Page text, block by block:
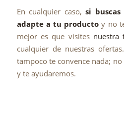
En cualquier caso, si
adapte a tu producto y no
mejor es que visites nuestra
cualquier de nuestras
tampoco te convence nada;
y te ayudaremos.